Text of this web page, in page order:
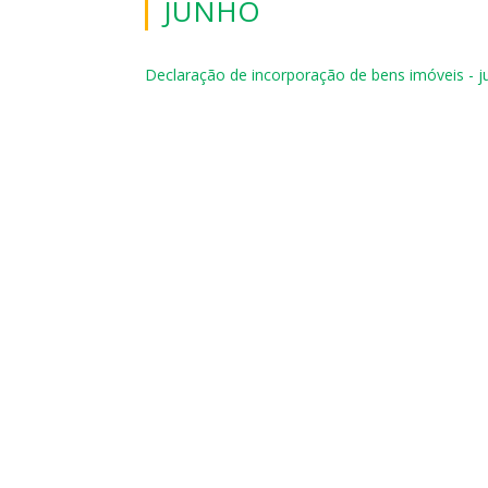
JUNHO
Declaração de incorporação de bens imóveis -